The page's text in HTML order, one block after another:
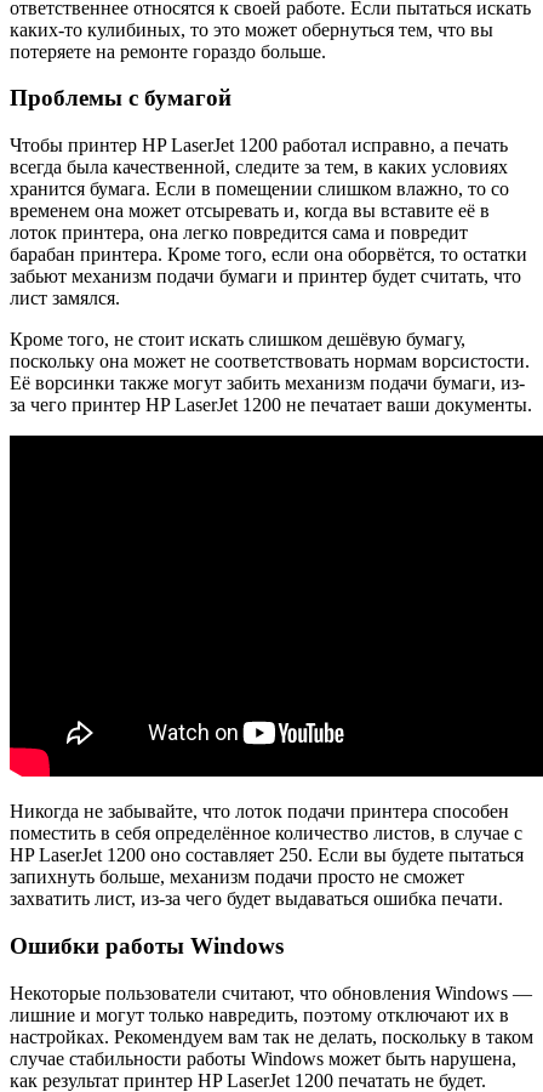
ответственнее относятся к своей работе. Если пытаться искать
каких-то кулибиных, то это может обернуться тем, что вы
потеряете на ремонте гораздо больше.
Проблемы с бумагой
Чтобы принтер HP LaserJet 1200 работал исправно, а печать
всегда была качественной, следите за тем, в каких условиях
хранится бумага. Если в помещении слишком влажно, то со
временем она может отсыревать и, когда вы вставите её в
лоток принтера, она легко повредится сама и повредит
барабан принтера. Кроме того, если она оборвётся, то остатки
забьют механизм подачи бумаги и принтер будет считать, что
лист замялся.
Кроме того, не стоит искать слишком дешёвую бумагу,
поскольку она может не соответствовать нормам ворсистости.
Её ворсинки также могут забить механизм подачи бумаги, из-
за чего принтер HP LaserJet 1200 не печатает ваши документы.
Никогда не забывайте, что лоток подачи принтера способен
поместить в себя определённое количество листов, в случае с
HP LaserJet 1200 оно составляет 250. Если вы будете пытаться
запихнуть больше, механизм подачи просто не сможет
захватить лист, из-за чего будет выдаваться ошибка печати.
Ошибки работы Windows
Некоторые пользователи считают, что обновления Windows —
лишние и могут только навредить, поэтому отключают их в
настройках. Рекомендуем вам так не делать, поскольку в таком
случае стабильности работы Windows может быть нарушена,
как результат принтер HP LaserJet 1200 печатать не будет.